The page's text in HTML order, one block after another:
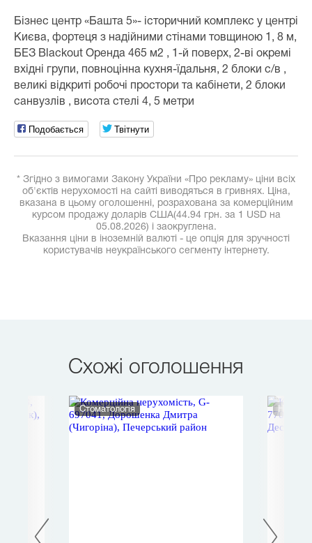
Бізнес центр «Башта 5»- історичний комплекс у центрі
Києва, фортеця з надійними стінами товщиною 1, 8 м,
БЕЗ Blackout Оренда 465 м2 , 1-й поверх, 2-ві окремі
вхідні групи, повноцінна кухня-їдальня, 2 блоки с/в ,
великі відкриті робочі простори та кабінети, 2 блоки
санвузлів , висота стелі 4, 5 метри
Подобається Твітнути
* Згідно з вимогами Закону України «Про рекламу» ціни всіх
об'єктів нерухомості на сайті виводяться в гривнях. Ціна,
вказана в цьому оголошенні, розрахована за комерційним
курсом продажу доларів США(44.94 грн. за 1 USD на
05.08.2026) і заокруглена.
Вказання ціни в іноземній валюті - це опція для зручності
користувачів неукраїнського сегменту інтернету.
Схожі оголошення
Стоматологія